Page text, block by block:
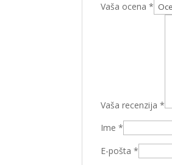
Vaša ocena*
Vaša recenzija*
Ime*
E-pošta*